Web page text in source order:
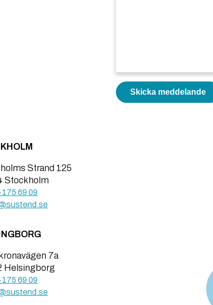
Skicka meddelande
Strand 125
Stockholm
69 09
7a
Helsingborg
69 09